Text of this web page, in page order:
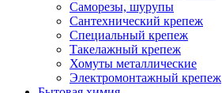
Саморезы, шурупы
Сантехнический крепеж
Специальный крепеж
Такелажный крепеж
Хомуты металлические
Электромонтажный крепеж